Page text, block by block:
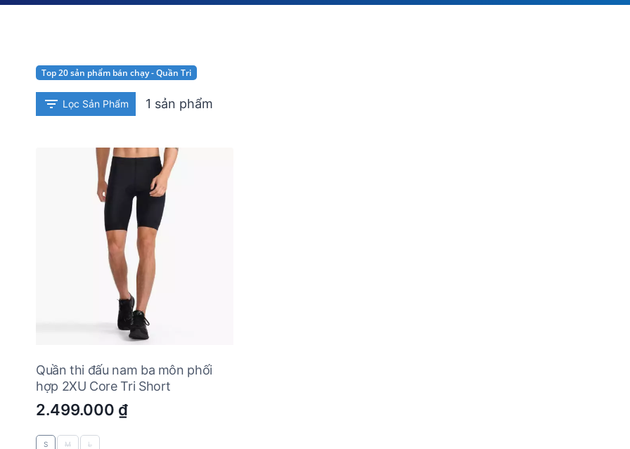
Top 20 sản phẩm bán chạy - Quần Tri
Lọc Sản Phẩm 1 sản phẩm
Quần thi đấu nam ba môn phối
hợp 2XU Core Tri Short
2.499.000 ₫
S M L